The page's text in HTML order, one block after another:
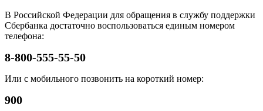
В Российской Федерации для обращения в службу поддержки
Сбербанка достаточно воспользоваться единым номером
телефона:
8-800-555-55-50
Или с мобильного позвонить на короткий номер:
900